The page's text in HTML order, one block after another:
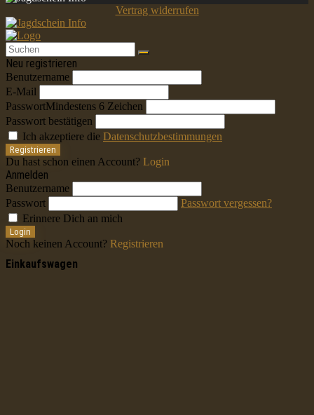
Vertrag widerrufen
Neu registrieren
Benutzername
E-Mail
PasswortMindestens 6 Zeichen
Passwort bestätigen
Ich akzeptiere die Datenschutzbestimmungen
Registrieren
Du hast schon einen Account? Login
Anmelden
Benutzername
Passwort
Passwort vergessen?
Erinnere Dich an mich
Login
Noch keinen Account? Registrieren
Einkaufswagen